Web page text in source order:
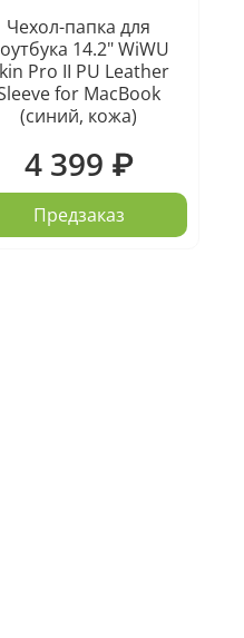
Чехол-папка для
14.2" WiWU
Pro II PU Leather
for MacBook
(синий, кожа)
4 399 ₽
Предзаказ